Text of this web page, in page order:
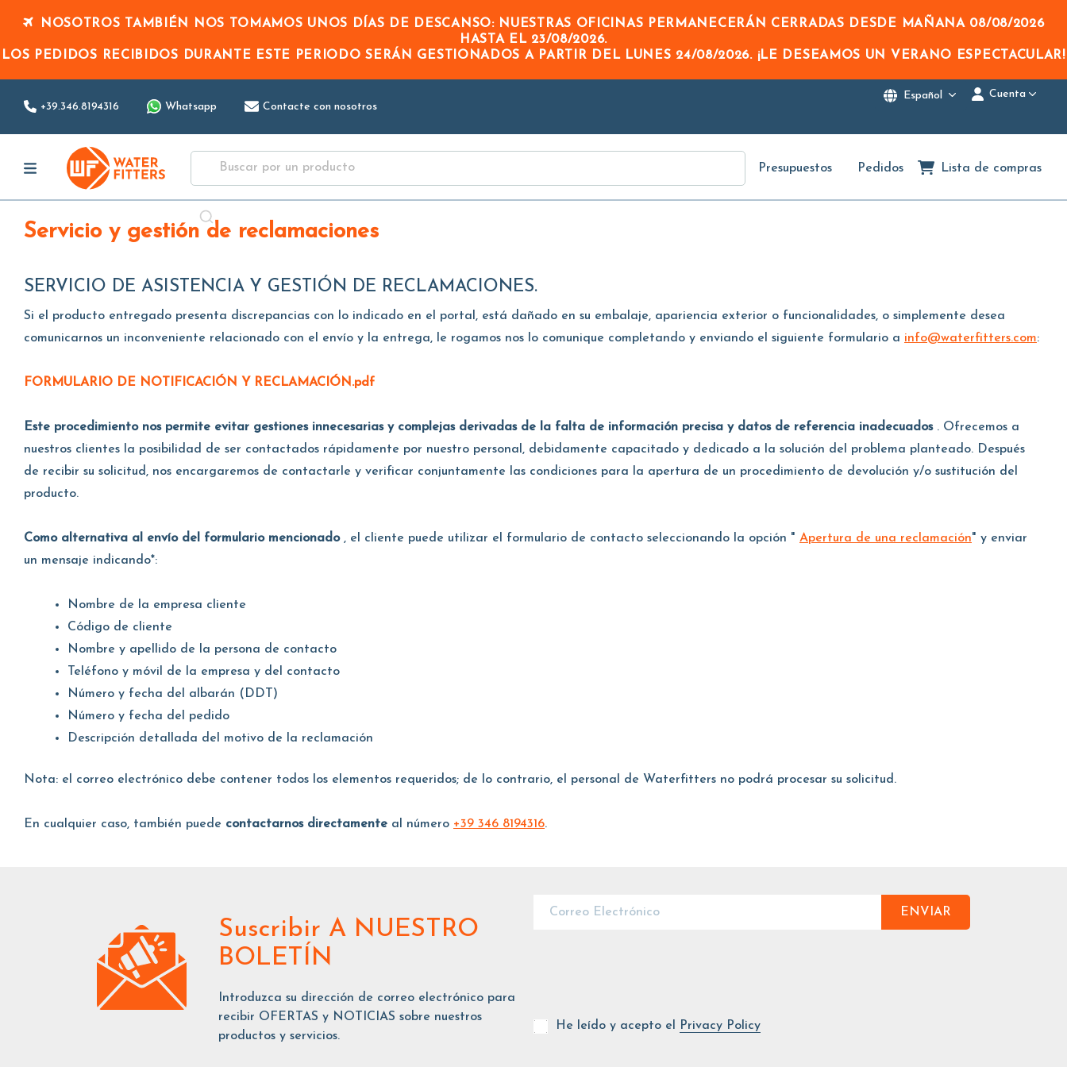
Main
Content
NOSOTROS TAMBIÉN NOS TOMAMOS UNOS DÍAS DE DESCANSO: NUESTRAS OFICINAS PERMANECERÁN CERRADAS DESDE MAÑANA 08/08/2026
HASTA EL 23/08/2026.
LOS PEDIDOS RECIBIDOS DURANTE ESTE PERIODOSERÁN GESTIONADOS A PARTIR DEL LUNES 24/08/2026. ¡LE DESEAMOS UN VERANO ESPECTACULAR!
+39.346.8194316 Whatsapp Contacte con nosotros
Español Cuenta
Presupuestos Pedidos Lista de compras
Servicio y gestión de reclamaciones
SERVICIO DE ASISTENCIA Y GESTIÓN DE RECLAMACIONES.
Si el producto entregado presenta discrepancias con lo indicado en el portal, está dañado en su embalaje, apariencia exterior o funcionalidades, o simplemente desea
comunicarnos un inconveniente relacionado con el envío y la entrega, le rogamos nos lo comunique completando y enviando el siguiente formulario a info@waterfitters.com:
FORMULARIO DE NOTIFICACIÓN Y RECLAMACIÓN.pdf
Este procedimiento nos permite evitar gestiones innecesarias y complejas derivadas de la falta de información precisa y datos de referencia inadecuados . Ofrecemos a
nuestros clientes la posibilidad de ser contactados rápidamente por nuestro personal, debidamente capacitado y dedicado a la solución del problema planteado. Después
de recibir su solicitud, nos encargaremos de contactarle y verificar conjuntamente las condiciones para la apertura de un procedimiento de devolución y/o sustitución del
producto.
Como alternativa al envío del formulario mencionado , el cliente puede utilizar el formulario de contacto seleccionando la opción " Apertura de una reclamación" y enviar
un mensaje indicando*:
Nombre de la empresa cliente
Código de cliente
Nombre y apellido de la persona de contacto
Teléfono y móvil de la empresa y del contacto
Número y fecha del albarán (DDT)
Número y fecha del pedido
Descripción detallada del motivo de la reclamación
Nota: el correo electrónico debe contener todos los elementos requeridos; de lo contrario, el personal de Waterfitters no podrá procesar su solicitud.
En cualquier caso, también puede contactarnos directamente al número +39 346 8194316.
Suscribir A NUESTRO
BOLETÍN
Introduzca su dirección de correo electrónico para
recibir OFERTAS y NOTICIAS sobre nuestros
productos y servicios.
ENVIAR
He leído y acepto el Privacy Policy